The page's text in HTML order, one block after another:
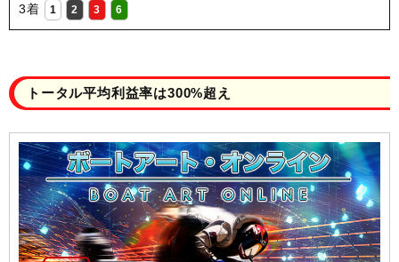
3着 1 2 3 6
トータル平均利益率は300%超え